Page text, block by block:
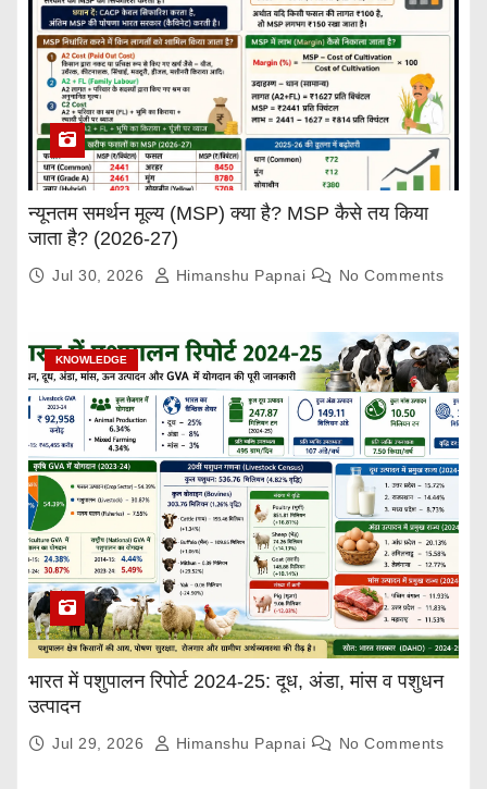
न्यूनतम समर्थन मूल्य (MSP) क्या है? MSP कैसे तय किया
जाता है? (2026-27)
Jul 30, 2026 Himanshu Papnai No Comments
KNOWLEDGE
भारत में पशुपालन रिपोर्ट 2024-25: दूध, अंडा, मांस व पशुधन
उत्पादन
Jul 29, 2026 Himanshu Papnai No Comments